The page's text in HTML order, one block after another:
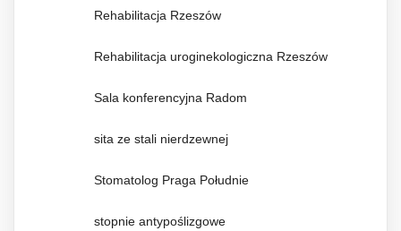
Rehabilitacja Rzeszów
Rehabilitacja uroginekologiczna Rzeszów
Sala konferencyjna Radom
sita ze stali nierdzewnej
Stomatolog Praga Południe
stopnie antypoślizgowe